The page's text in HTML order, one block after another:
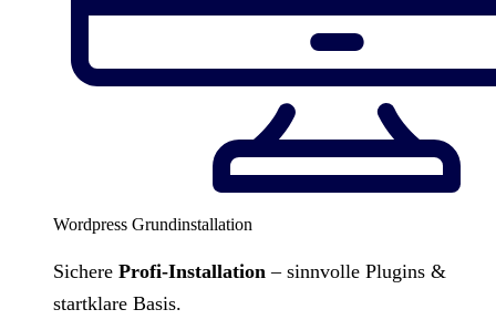
Wordpress Grundinstallation
Sichere Profi-Installation – sinnvolle Plugins &
startklare Basis.